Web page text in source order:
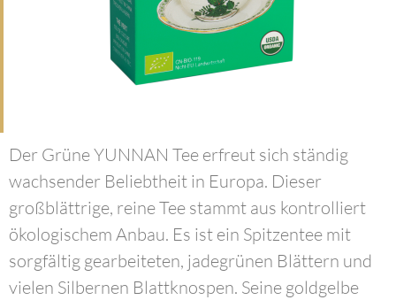
Der Grüne YUNNAN Tee erfreut sich ständig
wachsender Beliebtheit in Europa. Dieser
großblättrige, reine Tee stammt aus kontrolliert
ökologischem Anbau. Es ist ein Spitzentee mit
sorgfältig gearbeiteten, jadegrünen Blättern und
vielen Silbernen Blattknospen. Seine goldgelbe